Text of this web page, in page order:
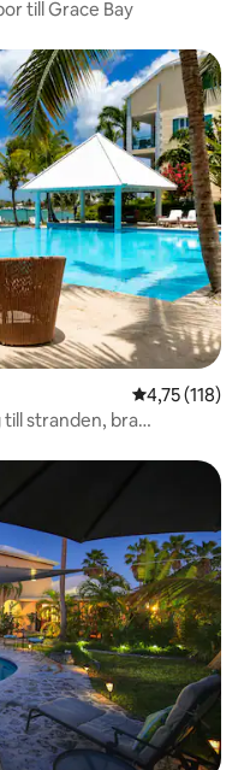
till Grace Bay
4,75 av 5 i
4,75 (118)
stranden, bra